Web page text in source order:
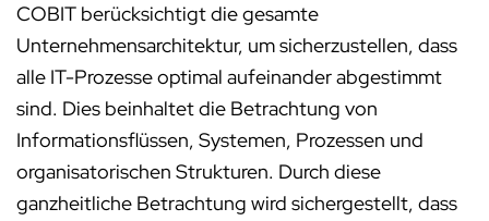
COBIT berücksichtigt die gesamte
Unternehmensarchitektur, um sicherzustellen, dass
alle IT-Prozesse optimal aufeinander abgestimmt
sind. Dies beinhaltet die Betrachtung von
Informationsflüssen, Systemen, Prozessen und
organisatorischen Strukturen. Durch diese
ganzheitliche Betrachtung wird sichergestellt, dass